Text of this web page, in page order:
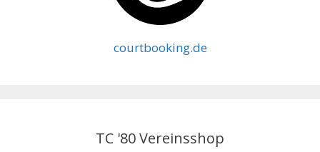
courtbooking.de
TC '80 Vereinsshop